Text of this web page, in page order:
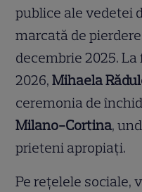
publice ale vedetei
marcată de
decembrie 2025.
2026,Mihaela
ceremonia de
Milano-Cortina,
prieteni apropiați.
Pe rețelele sociale,